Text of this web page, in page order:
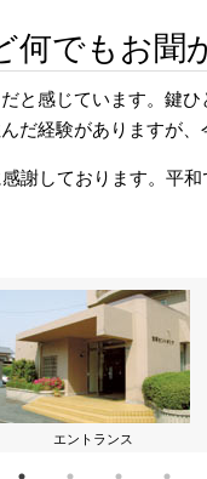
でもお聞
と感じています。鍵
だ経験がありますが、
謝しております。平和
エントランス